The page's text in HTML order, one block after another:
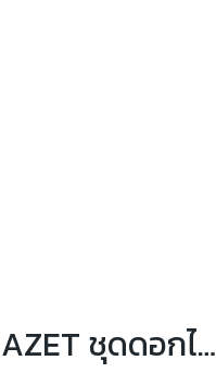
HAZET ชุดดอกไขควง SmartHolder 16 ชิ้น/ชุด รุ่น 2304SH-3